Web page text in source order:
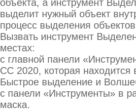
объекта, а инструмент
выделит нужный объект
процесс выделения
Вызвать инструмент
местах:
с главной панели
CC 2020, которая
Быстрое выделение и
с панели «Инструменты» в
маска.